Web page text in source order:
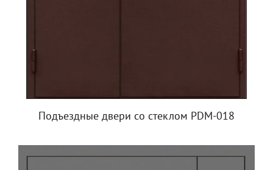
Подъездные двери со стеклом PDM-018